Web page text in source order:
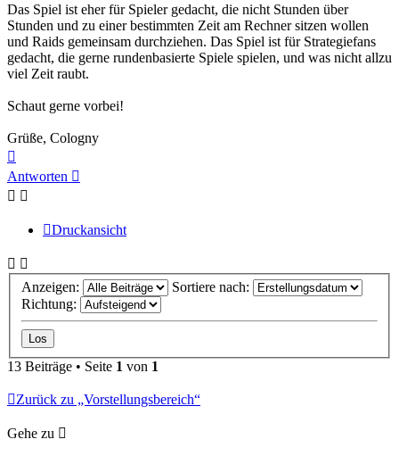
Das Spiel ist eher für Spieler gedacht, die nicht Stunden über
Stunden und zu einer bestimmten Zeit am Rechner sitzen wollen
und Raids gemeinsam durchziehen. Das Spiel ist für Strategiefans
gedacht, die gerne rundenbasierte Spiele spielen, und was nicht allzu
viel Zeit raubt.
Schaut gerne vorbei!
Grüße, Cologny
oben
Antworten
Druckansicht
Anzeigen:
Sortiere nach:
Richtung:
13 Beiträge • Seite 1 von 1
Zurück zu „Vorstellungsbereich“
Gehe zu